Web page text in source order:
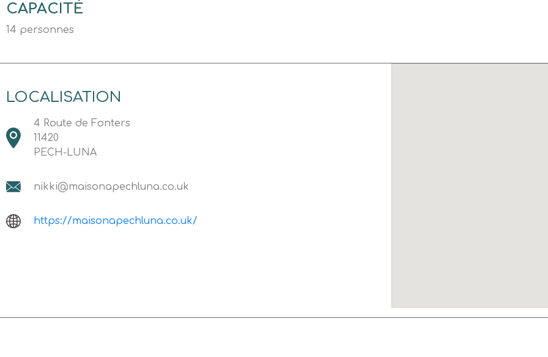
CAPACITÉ
14 personnes
LOCALISATION
4 Route de Fonters
11420
PECH-LUNA
nikki@maisonapechluna.co.uk
https://maisonapechluna.co.uk/